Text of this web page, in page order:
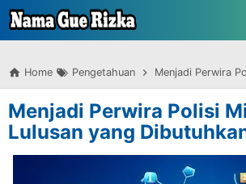
-->
Skip to main content
Home Pengetahuan Menjadi Perwira Polisi
Menjadi Perwira Polisi
Lulusan yang